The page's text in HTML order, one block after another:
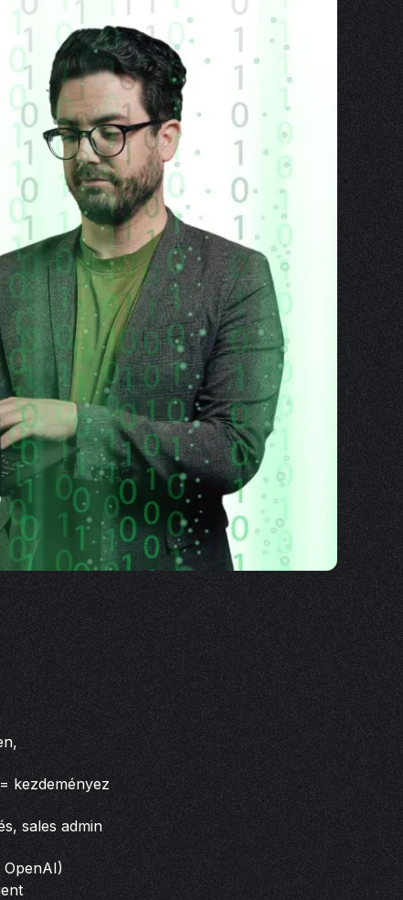
kezdeményez
sales admin